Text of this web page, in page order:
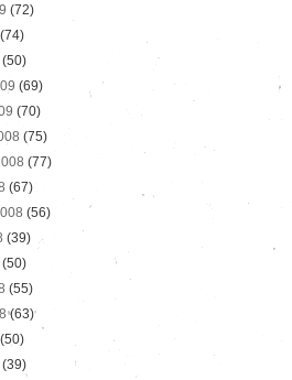
(72)
(74)
(50)
(69)
(70)
(75)
(77)
(67)
(56)
(39)
(50)
(55)
(63)
(50)
(39)